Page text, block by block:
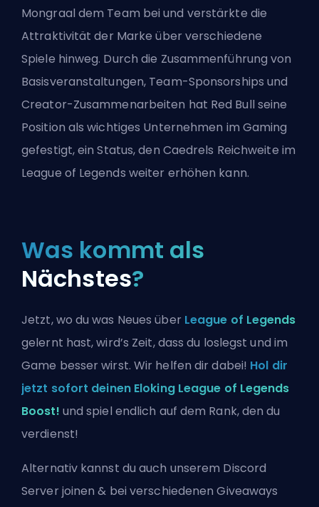
Mongraal dem Team bei und verstärkte die
Attraktivität der Marke über verschiedene
Spiele hinweg. Durch die Zusammenführung von
Basisveranstaltungen, Team-Sponsorships und
Creator-Zusammenarbeiten hat Red Bull seine
Position als wichtiges Unternehmen im Gaming
gefestigt, ein Status, den Caedrels Reichweite im
League of Legends weiter erhöhen kann.
Was kommt als
Nächstes?
Jetzt, wo du was Neues über League of Legends
gelernt hast, wird’s Zeit, dass du loslegst und im
Game besser wirst. Wir helfen dir dabei! Hol dir
jetzt sofort deinen Eloking League of Legends
Boost! und spiel endlich auf dem Rank, den du
verdienst!
Alternativ kannst du auch unserem Discord
Server joinen & bei verschiedenen Giveaways